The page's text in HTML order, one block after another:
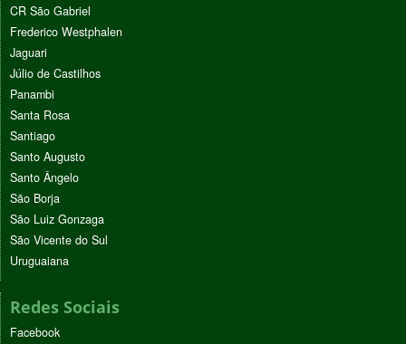
CR São Gabriel
Frederico Westphalen
Jaguari
Júlio de Castilhos
Panambi
Santa Rosa
Santiago
Santo Augusto
Santo Ângelo
São Borja
São Luiz Gonzaga
São Vicente do Sul
Uruguaiana
Redes Sociais
Facebook